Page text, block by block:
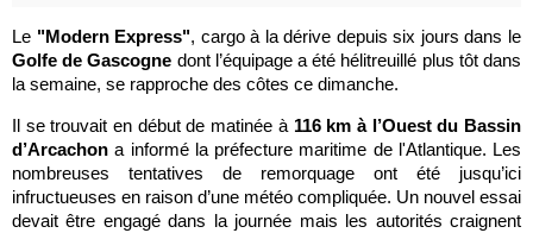
Le "Modern Express", cargo à la dérive depuis six jours dans le
Golfe de Gascogne dont l’équipage a été hélitreuillé plus tôt dans
la semaine, se rapproche des côtes ce dimanche.
Il se trouvait en début de matinée à 116 km à l’Ouest du Bassin
d’Arcachon a informé la préfecture maritime de l'Atlantique. Les
nombreuses tentatives de remorquage ont été jusqu’ici
infructueuses en raison d’une météo compliquée. Un nouvel essai
devait être engagé dans la journée mais les autorités craignent